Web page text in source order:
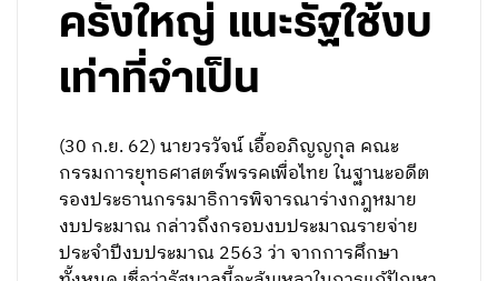
ครั้งใหญ่ แนะรัฐใช้งบ
เท่าที่จำเป็น
(30 ก.ย. 62) นายวรวัจน์ เอื้ออภิญญกุล คณะ
กรรมการยุทธศาสตร์พรรคเพื่อไทย ในฐานะอดีต
รองประธานกรรมาธิการพิจารณาร่างกฎหมาย
งบประมาณ กล่าวถึงกรอบงบประมาณรายจ่าย
ประจำปีงบประมาณ 2563 ว่า จากการศึกษา